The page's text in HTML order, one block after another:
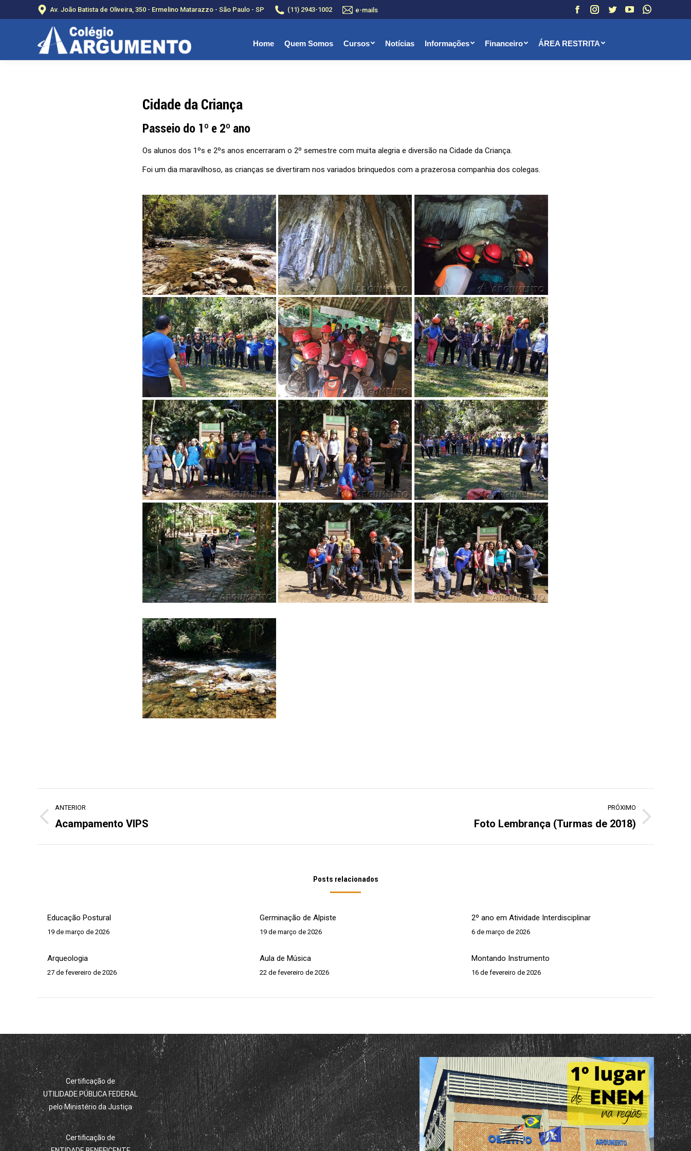
Av. João Batista de Oliveira, 350 - Ermelino Matarazzo - São Paulo - SP (11) 2943-1002 e-mails
FacebookInstagram
TwitterYouTubeWhatsapp
Home Quem Somos Cursos Notícias Informações Financeiro ÁREA RESTRITA
Cidade da Criança
Passeio do 1º e 2º ano
Os alunos dos 1ºs e 2ºs anos encerraram o 2º semestre com muita alegria e diversão na Cidade da Criança.
Foi um dia maravilhoso, as crianças se divertiram nos variados brinquedos com a prazerosa companhia dos colegas.
de
ANTERIOR
Post
Acampamento VIPS
PRÓXIMO
Foto Lembrança (Turmas de 2018)
Posts relacionados
Educação Postural
19 de março de 2026
Germinação de Alpiste
19 de março de 2026
2º ano em Atividade Interdisciplinar
6 de março de 2026
Arqueologia
27 de fevereiro de 2026
Aula de Música
22 de fevereiro de 2026
Montando Instrumento
16 de fevereiro de 2026
Certificação de
UTILIDADE PÚBLICA FEDERAL
pelo Ministério da Justiça
Certificação de